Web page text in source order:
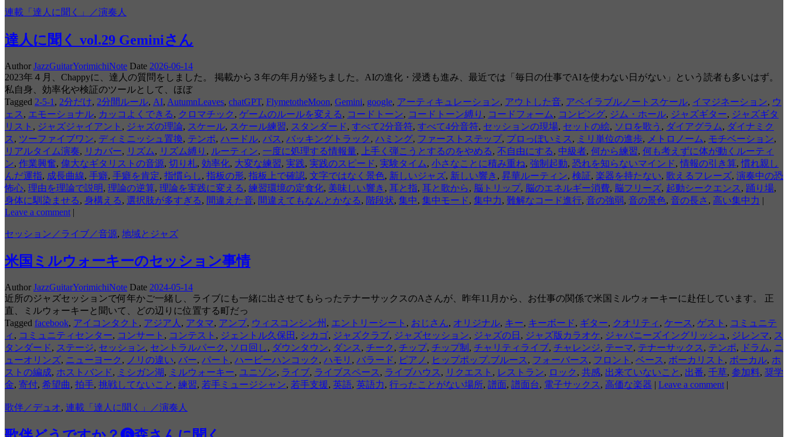
連載「達人に聞く」／演奏人
達人に聞く vol.29 Geminiさん
Author JazzGuitarYorimichiNote Date 2026-06-14
2023年４月、Chappyに、達人の質問をしました。 掲載から３年の年月が経ちました。AIの進化・浸透も進み、最近では「毎日の仕事でAIを使わない日がない」という読者も多いはず。
私自身、効率化や検証のツールとして、ほぼ
Tagged 2-5-1 , 2分だけ, 2分間ルール, AI, AutumnLeaves, chatGPT, FlymetotheMoon, Gemini, google, アーティキュレーション, アウトした音, アベイラブルノートスケール, イマジネーション, ウ
ェス , エモーショナル, カッコよくできる, クロマチック , ゲームのルールを変える, コードトーン, コードトーン縛り , コードフォーム, コンピング, ジム・ホール, ジャズギター, ジャズギタ
リスト , ジャズジャイアント , ジャズの理論, スケール, スケール練習, スタンダード, すべて2分音符, すべて4分音符, セッションの現場, セットの絵, ソロを歌う , ダイアグラム, ダイナミク
ス , ツーファイブワン, ディミニッシュ置換, テンポ, ハードル, パス , バッキングトラック , ハミング, ファーストステップ, プロっぽいミス , ミリ単位の進歩, メトロノーム, モチベーション,
リアルタイム演奏, リカバー, リズム, リズム縛り , ルーティン, 一度に処理する情報量, 上手く弾こうとするのをやめる, 不自由にする, 中級者, 何から練習, 何も考えずに体が動くルーティ
ン, 作業興奮, 偉大なギタリストの音源, 切り札, 効率化, 大変な練習, 実践, 実践のスピード, 実験タイム, 小さなことに積み重ね, 強制起動, 恐れを知らないマインド,情報の引き算,慣れ親し
んだ運指, 成長曲線, 手癖, 手癖を肯定, 指慣らし, 指板の形, 指板上で確認, 文字ではなく景色, 新しいジャズ, 新しい響き , 昇華ルーティン, 検証, 楽器を持たない, 歌えるフレーズ, 演奏中の恐
怖心, 理由を理論で説明, 理論の逆算, 理論を実践に変える, 練習環境の定食化, 美味しい響き , 耳と指, 耳と歌から, 脳トリップ, 脳のエネルギー消費, 脳フリーズ, 起動シークエンス , 踊り場,
身体に馴染ませる, 身構える, 選択肢が多すぎる, 間違えた音, 間違えてもなんとかなる, 階段状, 集中, 集中モード, 集中力, 難解なコード進行, 音の強弱, 音の景色, 音の長さ , 高い集中力 |
Leave a comment |
セッション／ライブ／音源, 地域とジャズ
米国ミルウォーキーのセッション事情
Author JazzGuitarYorimichiNote Date 2024-05-14
近所のジャズセッションで何年かご一緒し、ライブにも一緒に出させてもらったテナーサックスのAさんが、昨年11月から、お仕事の関係で米国ミルウォーキーに赴任しています。 正
直、ミルウォーキーと聞いて、どの辺りに位置する町だっ
Tagged facebook, アイコンタクト , アジア人 , アタマ, アンプ, ウィスコンシン州 , エントリーシート , おじさん, オリジナル, キー, キーボード, ギター, クオリティ , ケース , ゲスト , コミュニテ
ィ , コミュニティセンター, コンサート , コンテスト , ジェントル久保田 , シカゴ, ジャズクラブ, ジャズセッション, ジャズの日 , ジャズ版カラオケ, ジャパニーズイングリッシュ , ジレンマ, ス
タンダード, ステージ, セッション, セントラルパーク , ソロ回し, ダウンタウン, ダンス , チーク , チップ, チップ制 , チャリティライブ, チャレンジ, テーマ, テナーサックス , テンポ, ドラム, ニ
ューオリンズ, ニューヨーク , ノリの違い, バー, パート , ハービーハンコック , ハモリ , バラード, ピアノ , ヒップポップ.ブルース , フォーバース , フロント , ベース , ボーカリスト , ボーカル, ホ
ストの編成, ホストバンド, ミシガン湖, ミルウォーキー, ユニゾン, ライブ, ライブスペース , ライブハウス , リクエスト , レストラン, ロック , 共感, 出来ていないこと , 出番, 千草, 参加料, 奨学
金, 寄付, 希望曲, 拍手, 挑戦してないこと , 練習, 若手ミュージシャン, 若手支援, 英語, 英語力, 行ったことがない場所, 譜面, 譜面台, 電子サックス , 高価な楽器 | Leave a comment |
歌伴／デュオ, 連載「達人に聞く」／演奏人